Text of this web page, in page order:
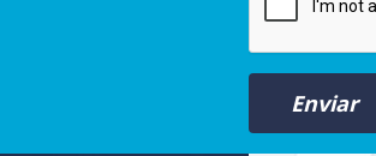
Enviar